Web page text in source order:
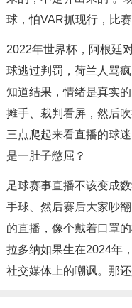
球，怕VAR抓现行，比
2022年世界杯，阿根廷
球逃过判罚，荷兰人骂
知道结果，情绪是真实
摊手、裁判看屏，然后
三点爬起来看直播的球
是一肚子憋屈？
足球赛事直播不该变成
手球、然后赛后大家吵
的直播，像个戴着口罩
拉多纳如果生在2024年
社交媒体上的嘲讽。那